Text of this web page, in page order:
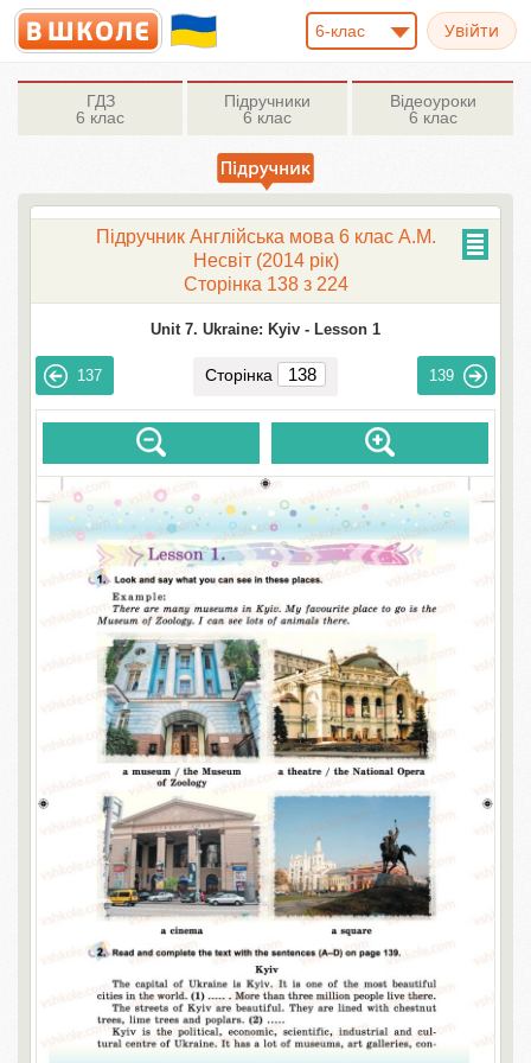
6-клас
ГДЗ
6 клас
Підручники
6 клас
Відеоуроки
6 клас
Підручник Англійська мова 6 клас А.М.
Несвіт (2014 рік)
Сторінка 138 з 224
Unit 7. Ukraine: Kyiv - Lesson 1
137 Сторінка 139